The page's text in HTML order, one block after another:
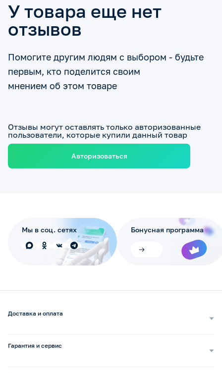
У товара еще нет
отзывов
Помогите другим людям с выбором - будьте
первым, кто поделится своим
мнением об этом товаре
Отзывы могут оставлять только авторизованные
пользователи, которые купили данный товар
Авторизоваться
Мы в соц. сетях Бонусная программа
Доставка и оплата
Гарантия и сервис